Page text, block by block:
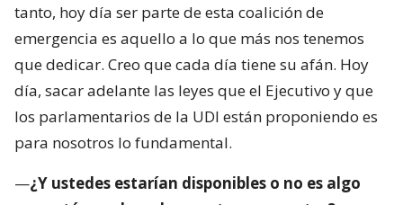
tanto, hoy día ser parte de esta coalición de
emergencia es aquello a lo que más nos tenemos
que dedicar. Creo que cada día tiene su afán. Hoy
día, sacar adelante las leyes que el Ejecutivo y que
los parlamentarios de la UDI están proponiendo es
para nosotros lo fundamental.
—¿Y ustedes estarían disponibles o no es algo